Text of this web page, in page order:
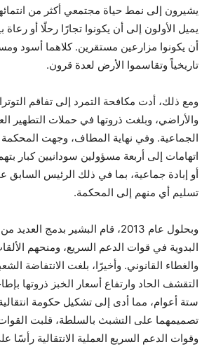
يشيرون إلى نمط حياة مجتمعي أكثر من
يميل الأولون إلى أن يكونوا تجارًا رحلًا أو رعاة
أن يكونوا مزارعين مستقرين. كلاهما أسود
تاريخياً وتقاسموا الأرض لعدة قرون.
ومع ذلك، أدت مكافحة التمرد إلى تفاقم
والأراضي، وبلغت ذروتها في حملات التطهير
الجماعية. وفي نهاية المطاف، وجهت المحكمة
اتهامات إلى أربعة مسؤولين سودانيين كبار
أو إبادة جماعية، بما في ذلك الرئيس السابق
تسليم أي منهم إلى المحكمة.
وبحلول عام 2013، قام البشير بدمج
البدوية في قوات الدعم السريع، ومنحهم
والغطاء القانوني. وأخيرًا، بلغت الانتفاضة
التقشف الحاد وارتفاع أسعار الخبز ذروتها
ستة أعوام، مما أدى إلى تشكيل حكومة
تصميمهما على التشبث بالسلطة، قلبت
وقوات الدعم السريع العملية الانتقالية